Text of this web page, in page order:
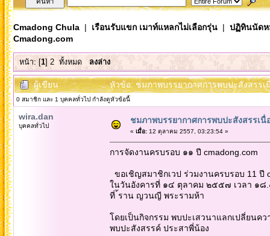
Cmadong Chula| เรือนรับแขก เมาท์แหลกไม่เลือกรุ่น| ปฏิทินนัดห
Cmadong.com
หน้า: [1]2 ทั้งหมด ลงล่าง
ผู้เขียน หัวข้อ: ชมภาพบรรยากาศการพบปะสังสรรเ
0 สมาชิก และ 1 บุคคลทั่วไป กำลังดูหัวข้อนี้
wira.dan
บุคคลทั่วไป
ชมภาพบรรยากาศการพบปะสังสรรเ
« เมื่อ:12 ตุลาคม 2557, 03:23:54 »
การจัดงานครบรอบ ๑๑ ปี cmadong.com
ขอเชิญสมาชิกเวป ร่วมงานครบรอบ 11 ปี
ในวันอังคารที่ ๑๔ ตุลาคม ๒๕๕๗ เวลา ๑๘
ที่ ้ราน ญวนญี พระรามห้า
โดยเป็นกิจกรรม พบปะเสวนาแลกเปลี่ยนค
พบปะสังสรรค์ ประสาพี่น้อง